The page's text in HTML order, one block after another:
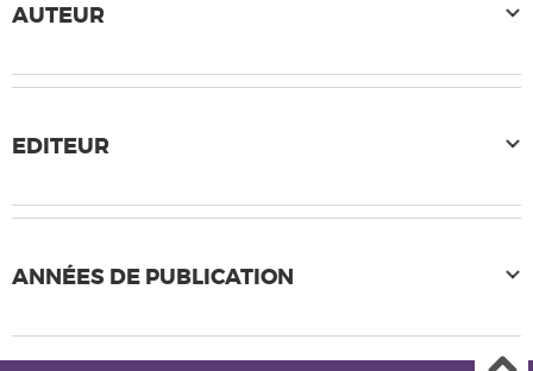
AUTEUR
EDITEUR
ANNÉES DE PUBLICATION